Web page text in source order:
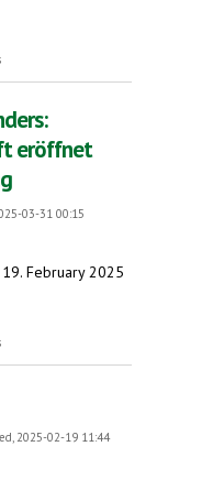
Pioniere: Zwei
eröffnet
03-31 00:15
February 2025
Esperanto-
2025-02-19 11:44